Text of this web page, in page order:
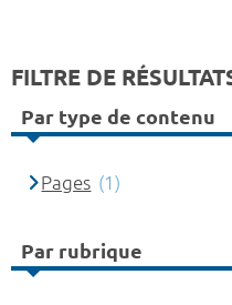
FILTRE DE
Par type de contenu
Pages (1)
Par rubrique